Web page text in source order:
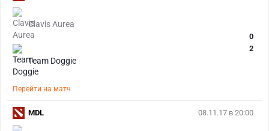
Clavis Aurea
Team Doggie
0
2
Перейти на матч
08.11.17 в 20:00
MDL